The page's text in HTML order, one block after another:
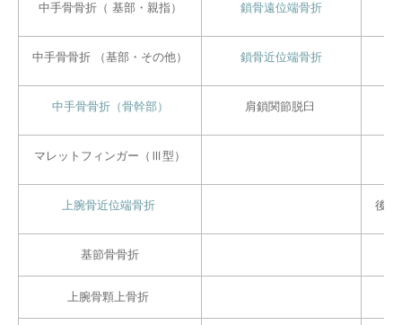
中手骨骨折（ 基部・親指） 鎖骨遠位端骨折
中手骨骨折 （基部・その他） 鎖骨近位端骨折
中手骨骨折（骨幹部） 肩鎖関節脱臼
マレットフィンガー（Ⅲ型）
上腕骨近位端骨折 後十
基節骨骨折
上腕骨顆上骨折